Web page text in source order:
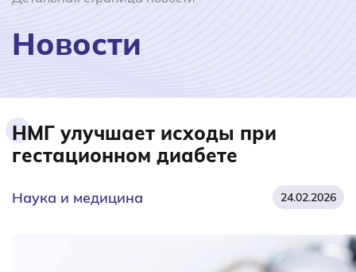
Новости
НМГ улучшает исходы при
гестационном диабете
Наука и медицина 24.02.2026